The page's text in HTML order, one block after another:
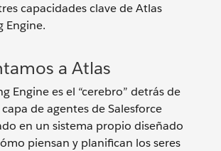
capacidades clave de Atlas
Engine.
a Atlas
Engine es el “cerebro” detrás de
de agentes de Salesforce
en un sistema propio diseñado
piensan y planifican los seres